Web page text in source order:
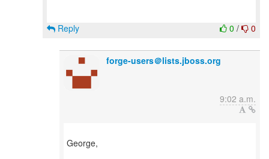
0 / 0
Reply
forge-users＠lists.jboss.org
9:02 a.m.
George,